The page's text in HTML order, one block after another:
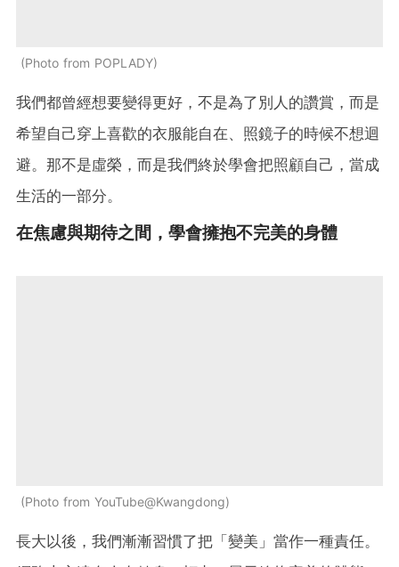
Photo from POPLADY
我們都曾經想要變得更好，不是為了別人的讚賞，而是
希望自己穿上喜歡的衣服能自在、照鏡子的時候不想迴
避。那不是虛榮，而是我們終於學會把照顧自己，當成
生活的一部分。
在焦慮與期待之間，學會擁抱不完美的身體
Photo from YouTube@Kwangdong
長大以後，我們漸漸習慣了把「變美」當作一種責任。